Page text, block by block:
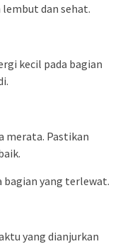
dan sehat.
kecil pada bagian
merata. Pastikan
bagian yang terlewat.
yang dianjurkan